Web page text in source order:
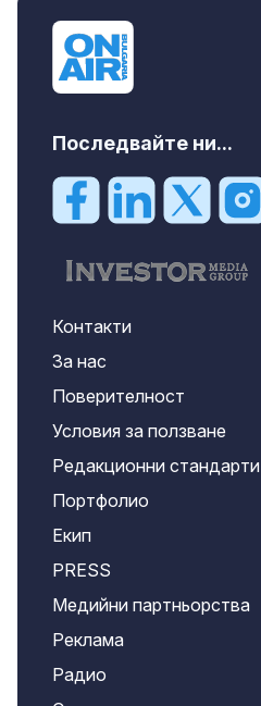
Последвайте ни...
Контакти
За нас
Поверителност
Условия за ползване
Редакционни стандарти
Портфолио
Екип
PRESS
Медийни партньорства
Реклама
Радио